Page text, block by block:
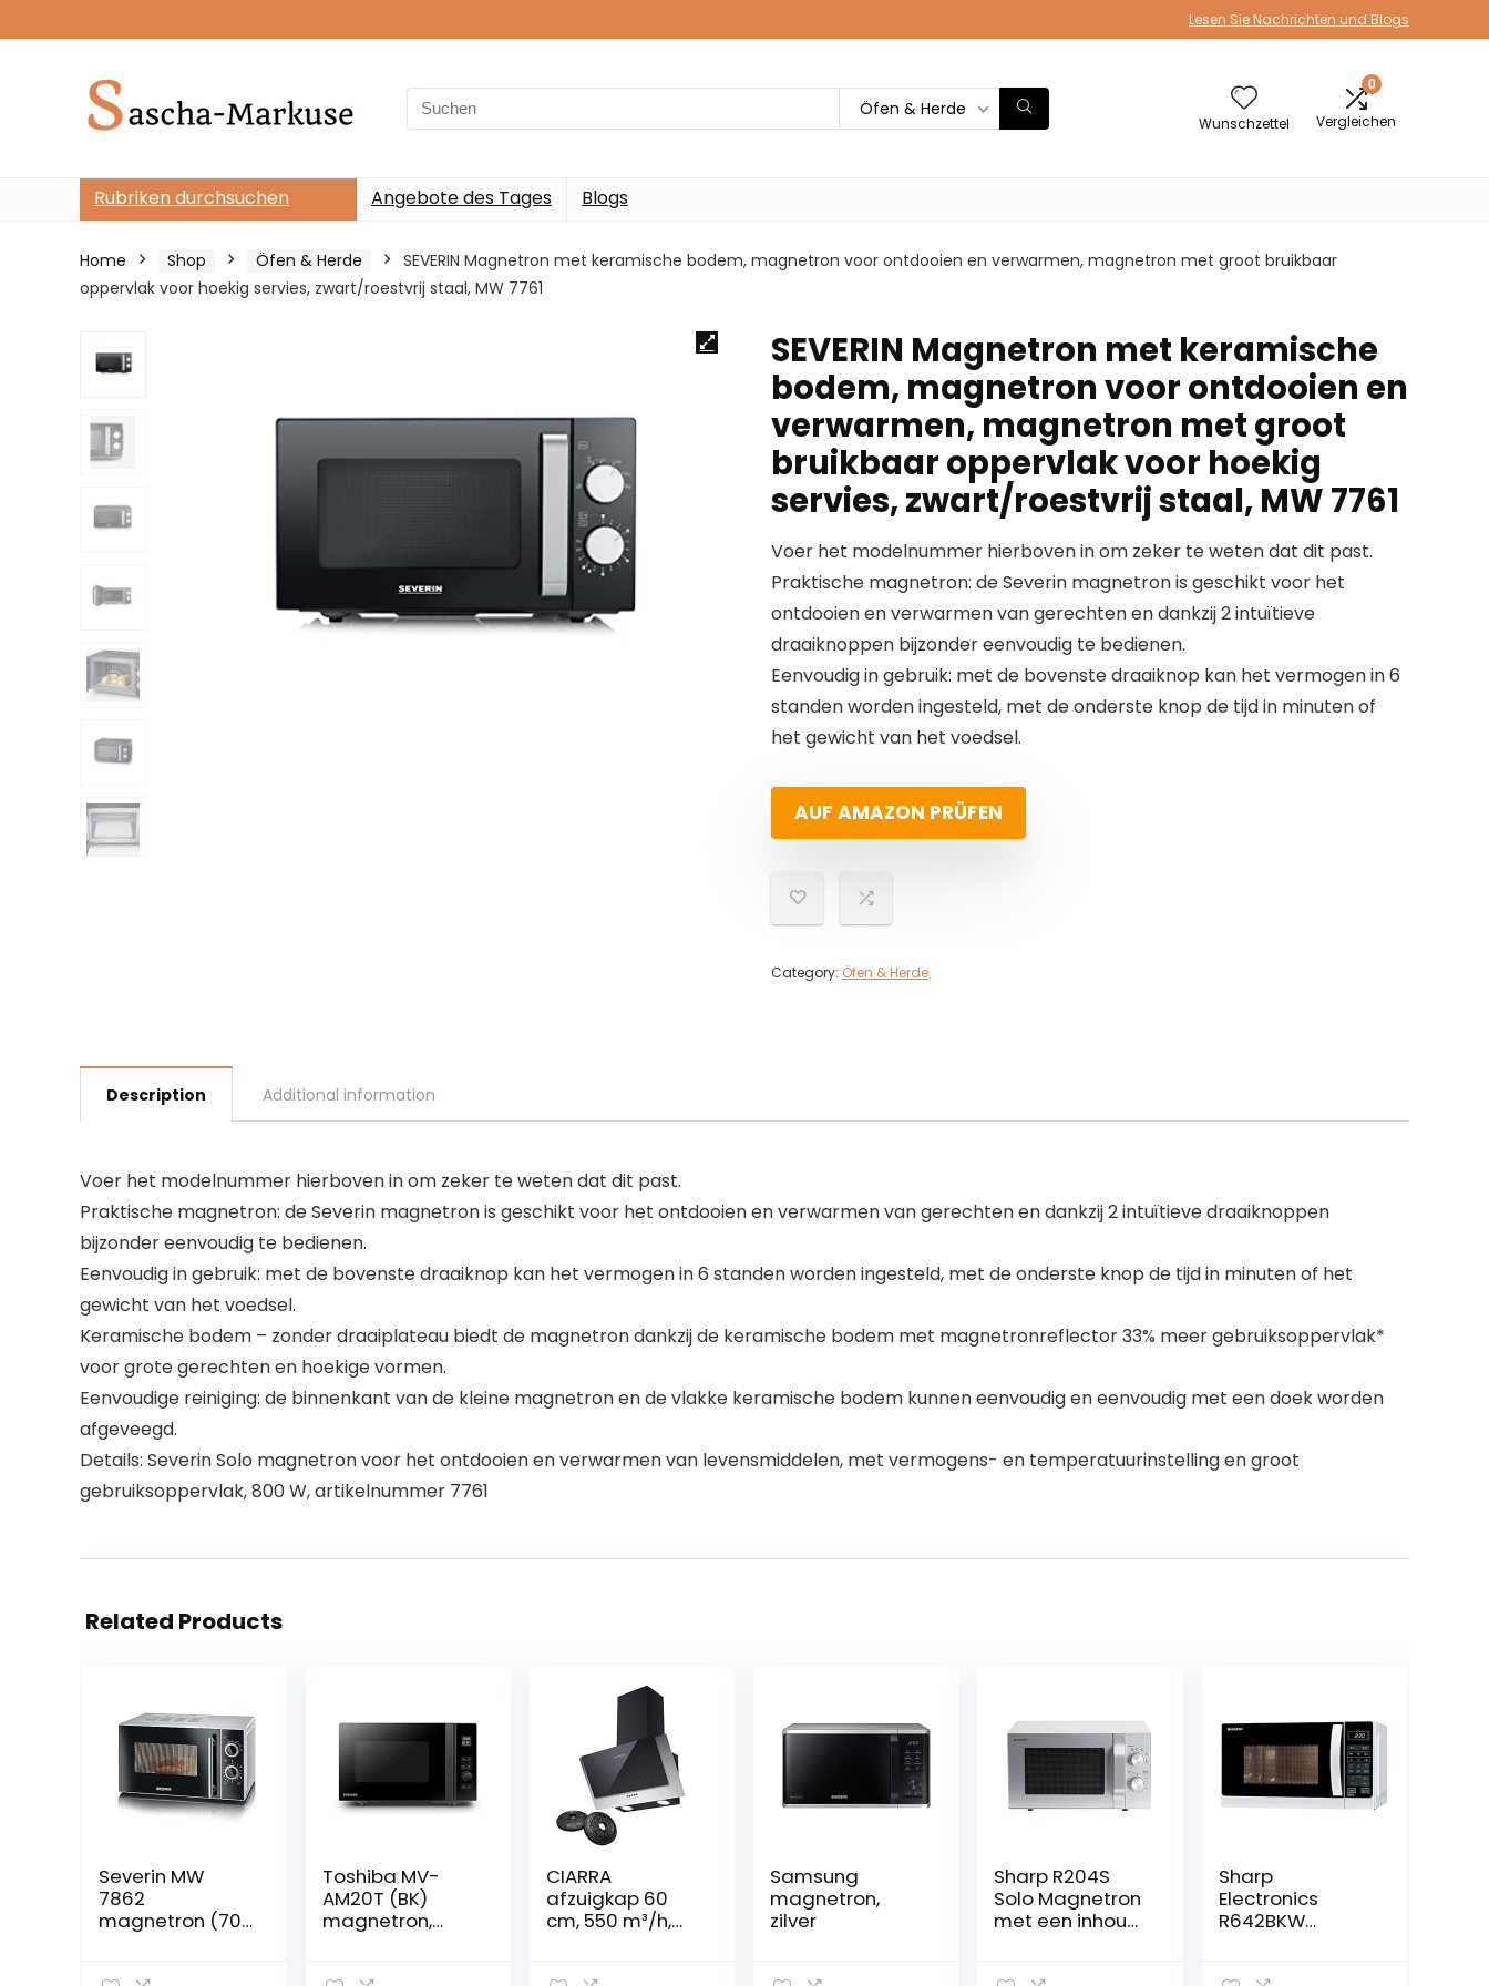
Lesen Sie Nachrichten und Blogs
Search
for:
Öfen & Herde
Wunschzettel
0
Vergleichen
Rubriken durchsuchen Angebote des Tages Blogs
Home Shop Öfen & Herde
SEVERIN Magnetron met keramische bodem, magnetron voor ontdooien en verwarmen, magnetron met groot bruikbaar
oppervlak voor hoekig servies, zwart/roestvrij staal, MW 7761
SEVERIN Magnetron met keramische
bodem, magnetron voor ontdooien en
verwarmen, magnetron met groot
bruikbaar oppervlak voor hoekig
servies, zwart/roestvrij staal, MW 7761
Voer het modelnummer hierboven in om zeker te weten dat dit past.
Praktische magnetron: de Severin magnetron is geschikt voor het
ontdooien en verwarmen van gerechten en dankzij 2 intuïtieve
draaiknoppen bijzonder eenvoudig te bedienen.
Eenvoudig in gebruik: met de bovenste draaiknop kan het vermogen in 6
standen worden ingesteld, met de onderste knop de tijd in minuten of
het gewicht van het voedsel.
AUF AMAZON PRÜFEN
Category: Öfen & Herde
Description Additional information
Voer het modelnummer hierboven in om zeker te weten dat dit past.
Praktische magnetron: de Severin magnetron is geschikt voor het ontdooien en verwarmen van gerechten en dankzij 2 intuïtieve draaiknoppen
bijzonder eenvoudig te bedienen.
Eenvoudig in gebruik: met de bovenste draaiknop kan het vermogen in 6 standen worden ingesteld, met de onderste knop de tijd in minuten of het
gewicht van het voedsel.
Keramische bodem – zonder draaiplateau biedt de magnetron dankzij de keramische bodem met magnetronreflector 33% meer gebruiksoppervlak*
voor grote gerechten en hoekige vormen.
Eenvoudige reiniging: de binnenkant van de kleine magnetron en de vlakke keramische bodem kunnen eenvoudig en eenvoudig met een doek worden
afgeveegd.
Details: Severin Solo magnetron voor het ontdooien en verwarmen van levensmiddelen, met vermogens- en temperatuurinstelling en groot
gebruiksoppervlak, 800 W, artikelnummer 7761
Related Products
Severin MW
7862
magnetron (700
Toshiba MV-
AM20T (BK)
magnetron,
CIARRA
afzuigkap 60
cm, 550 m³/h,
Samsung
magnetron,
zilver
Sharp R204S
Solo Magnetron
met een inhoud
Sharp
Electronics
R642BKW